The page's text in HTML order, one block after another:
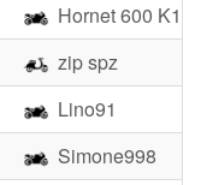
Hornet 600 K10
zip spz
Lino91
Simone998